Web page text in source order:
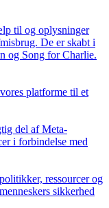
til og oplysninger
De er skabt i
og Song for Charlie.
platforme til et
del af Meta-
i forbindelse med
ressourcer og
sikkerhed